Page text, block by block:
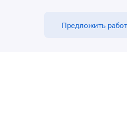
Предложить